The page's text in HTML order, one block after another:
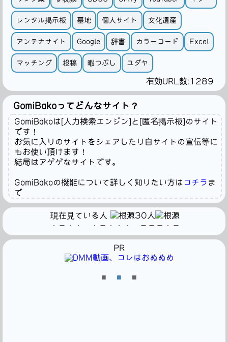
レンタル掲示板 墓地 個人サイト 文化遺産
アンテナサイト Google 辞書 カラーコード Excel
マッチング 投稿 暇つぶし ユダヤ
有効URL数:1289
GomiBakoってどんなサイト？
GomiBakoは[人力検索エンジン]と[匿名掲示板]のサイト
です！
お気に入りのサイトをシェアしたり自サイトの宣伝等に
もお使い頂けます！
結局はアゲゲなサイトです。
GomiBakoの機能について詳しく知りたい方は コチラ ま
で
現在見ている人
30人
・－・・ ・－・・・ －－－・－
PR
■ ■ ■